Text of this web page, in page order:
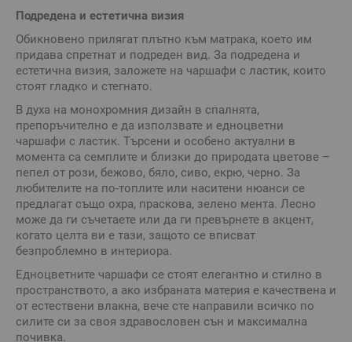
Подредена и естетична визия
Обикновено прилягат плътно към матрака, което им
придава спретнат и подреден вид. За подредена и
естетична визия, заложете на чаршафи с ластик, които
стоят гладко и стегнато.
В духа на монохромния дизайн в спалнята,
препоръчително е да използвате и едноцветни
чаршафи с ластик. Търсени и особено актуални в
момента са семплите и близки до природата цветове –
пепел от рози, бежово, бяло, сиво, екрю, черно. За
любителите на по-топлите или наситени нюанси се
предлагат също охра, праскова, зелено мента. Лесно
може да ги съчетаете или да ги превърнете в акцент,
когато целта ви е тази, защото се вписват
безпроблемно в интериора.
Едноцветните чаршафи се стоят елегантно и стилно в
пространството, а ако избраната материя е качествена и
от естествени влакна, вече сте направили всичко по
силите си за своя здравословен сън и максимална
почивка.